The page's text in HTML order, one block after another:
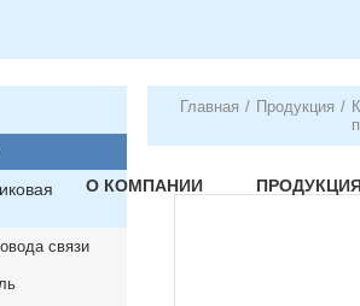
О КОМПАНИИ
связи
Главная / Продукция /